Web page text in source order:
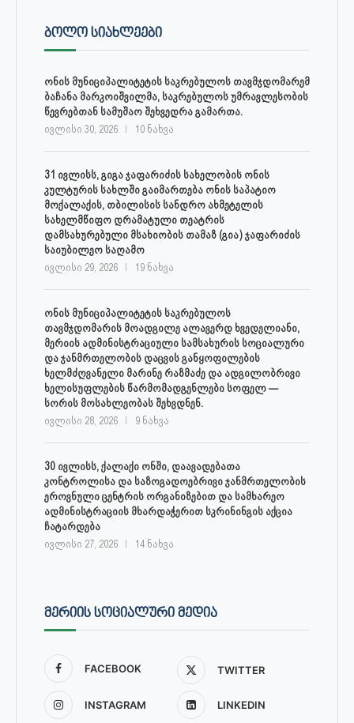
ᲑᲝᲚᲝ ᲡᲘᲐᲮᲚᲔᲔᲑᲘ
ონის მუნიციპალიტეტის საკრებულოს თავმჯდომარემ
ბაჩანა მარკოიშვილმა, საკრებულოს უმრავლესობის
წევრებთან სამუშაო შეხვედრა გამართა.
ივლისი 30, 2026 10 ნახვა
31 ივლისს, გიგა ჯაფარიძის სახელობის ონის
კულტურის სახლში გაიმართება ონის საპატიო
მოქალაქის, თბილისის სანდრო ახმეტელის
სახელმწიფო დრამატული თეატრის
დამსახურებული მსახიობის თამაზ (გია) ჯაფარიძის
საიუბილეო საღამო
ივლისი 29, 2026 19 ნახვა
ონის მუნიციპალიტეტის საკრებულოს
თავმჯდომარის მოადგილე ალავერდ ხვედელიანი,
მერიის ადმინისტრაციული სამსახურის სოციალური
და ჯანმრთელობის დაცვის განყოფილების
ხელმძღვანელი მარინე რაზმაძე და ადგილობრივი
ხელისუფლების წარმომადგენლები სოფელ —
სორის მოსახლეობას შეხვდნენ.
ივლისი 28, 2026 9 ნახვა
30 ივლისს, ქალაქი ონში, დაავადებათა
კონტროლისა და საზოგადოებრივი ჯანმრთელობის
ეროვნული ცენტრის ორგანიზებით და სამხარეო
ადმინისტრაციის მხარდაჭერით სკრინინგის აქცია
ჩატარდება
ივლისი 27, 2026 14 ნახვა
ᲛᲔᲠᲘᲘᲡ ᲡᲝᲪᲘᲐᲚᲣᲠᲘ ᲛᲔᲓᲘᲐ
FACEBOOK TWITTER
INSTAGRAM LINKEDIN